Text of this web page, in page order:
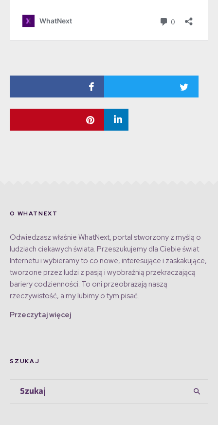
O WHATNEXT
Odwiedzasz właśnie WhatNext, portal stworzony z myślą o
ludziach ciekawych świata. Przeszukujemy dla Ciebie świat
Internetu i wybieramy to co nowe, interesujące i zaskakujące,
tworzone przez ludzi z pasją i wyobraźnią przekraczającą
bariery codzienności. To oni przeobrażają naszą
rzeczywistość, a my lubimy o tym pisać.
Przeczytaj więcej
SZUKAJ